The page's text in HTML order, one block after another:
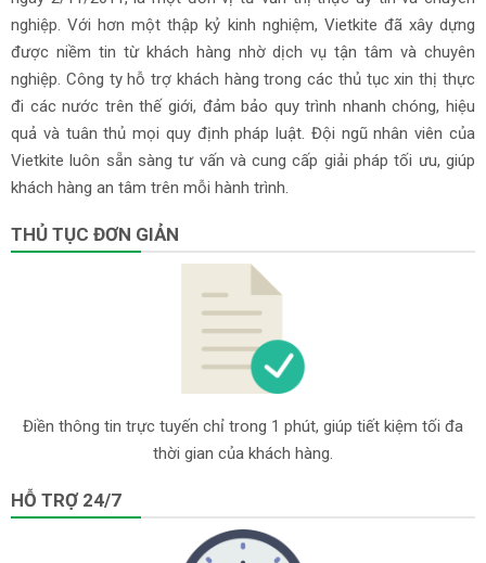
nghiệp. Với hơn một thập kỷ kinh nghiệm, Vietkite đã xây dựng
được niềm tin từ khách hàng nhờ dịch vụ tận tâm và chuyên
nghiệp. Công ty hỗ trợ khách hàng trong các thủ tục xin thị thực
đi các nước trên thế giới, đảm bảo quy trình nhanh chóng, hiệu
quả và tuân thủ mọi quy định pháp luật. Đội ngũ nhân viên của
Vietkite luôn sẵn sàng tư vấn và cung cấp giải pháp tối ưu, giúp
khách hàng an tâm trên mỗi hành trình.
THỦ TỤC ĐƠN GIẢN
Điền thông tin trực tuyến chỉ trong 1 phút, giúp tiết kiệm tối đa
thời gian của khách hàng.
HỖ TRỢ 24/7